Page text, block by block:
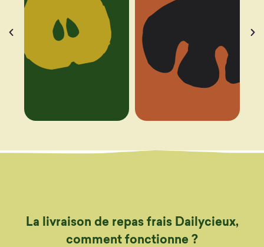
La livraison de repas frais Dailycieux,
comment fonctionne ?